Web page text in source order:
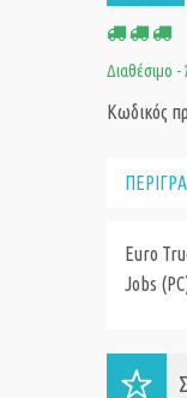
Διαθέσιμο
Κωδικός
Euro
Jobs